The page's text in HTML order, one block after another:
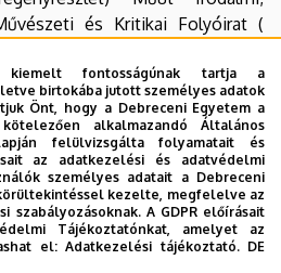
és Kritikai Folyóirat (
link
ábrázolás
ábrázolás 1-2.
az építészetbe 1-2.
projekt
tervezés 1-4.
fontosságúnak tartja a
birtokába jutott személyes adatok
Önt, hogy a Debreceni Egyetem a
alkalmazandó Általános
felülvizsgálta folyamatait és
az adatkezelési és adatvédelmi
személyes adatait a Debreceni
kezelte, megfelelve az
szabályozásoknak. A GDPR előírásait
Tájékoztatónkat, amelyet az
el:Adatkezelési tájékoztató. DE